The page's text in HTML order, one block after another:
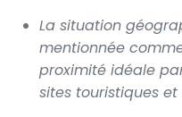
La situation
mentionnée
proximité idéale
sites touristiques